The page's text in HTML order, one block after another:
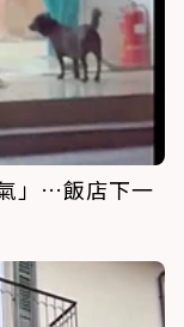
」…飯店下一